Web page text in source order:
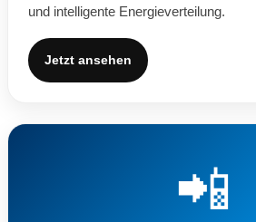
und intelligente Energieverteilung.
Jetzt ansehen
📲